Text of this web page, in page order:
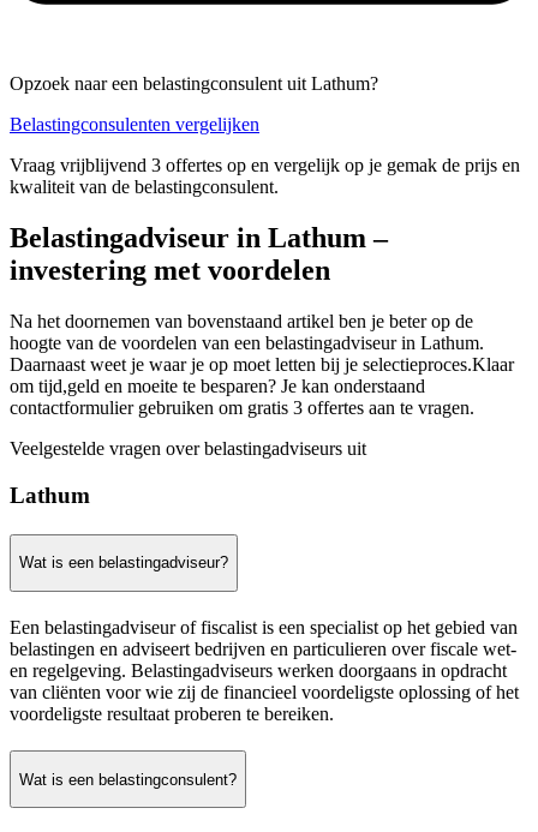
Opzoek naar een belastingconsulent uit Lathum?
Belastingconsulenten vergelijken
Vraag vrijblijvend 3 offertes op en vergelijk op je gemak de prijs en
kwaliteit van de belastingconsulent.
Belastingadviseur in Lathum –
investering met voordelen
Na het doornemen van bovenstaand artikel ben je beter op de
hoogte van de voordelen van een belastingadviseur in Lathum.
Daarnaast weet je waar je op moet letten bij je selectieproces.Klaar
om tijd,geld en moeite te besparen? Je kan onderstaand
contactformulier gebruiken om gratis 3 offertes aan te vragen.
Veelgestelde vragen over belastingadviseurs uit
Lathum
Wat is een belastingadviseur?
Een belastingadviseur of fiscalist is een specialist op het gebied van
belastingen en adviseert bedrijven en particulieren over fiscale wet-
en regelgeving. Belastingadviseurs werken doorgaans in opdracht
van cliënten voor wie zij de financieel voordeligste oplossing of het
voordeligste resultaat proberen te bereiken.
Wat is een belastingconsulent?